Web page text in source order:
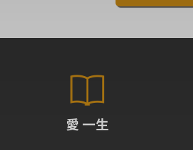
愛 一生